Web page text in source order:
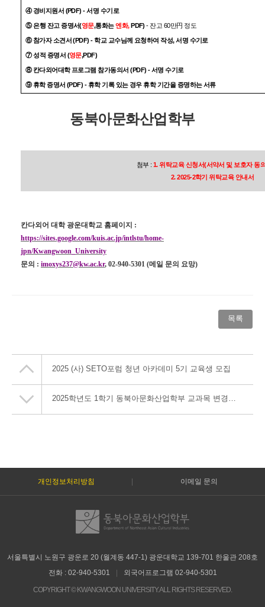
④ 경비지원서 (PDF) -서명 수기로
⑤ 은행 잔고 증명서(영문,통화는엔화,PDF) - 잔고 60만円 정도
⑥참가자 소견서(PDF) -학교 교수님께 요청하여 작성,서명 수기로
⑦ 성적 증명서 (영문,PDF)
⑧ 칸다외어대학 프로그램 참가동의서(PDF) -서명 수기로
⑨휴학 증명서(PDF) -휴학 기록 있는 경우 휴학 기간을 증명하는 서류
동북아문화산업학부
첨부 : 1.위탁교육 신청서(서약서 및 보호자 동
2. 2025-2학기 위탁교육 안내서
칸다외어 대학 광운대학교 홈페이지 :
https://sites.google.com/kuis.ac.jp/intlstu/home-
jpn/Kwangwoon_University
문의 : imoxys237@kw.ac.kr, 02-940-5301 (메일 문의 요망)
목록
2025 (사) SETO포럼 청년 아카데미 5기 교육생 모집
2025학년도 1학기 동북아문화산업학부 교과목 변경사항 안내
개인정보처리방침 이메일 문의
서울특별시 노원구 광운로 20 (월계동 447-1) 광운대학교 139-701 한울관 208호
전화 : 02-940-5301
외국어프로그램 02-940-5301
COPYRIGHT © KWANGWOON UNIVERSITY. ALL RIGHTS RESERVED.